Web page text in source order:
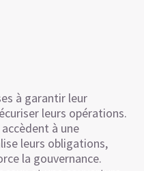
à garantir leur
leurs opérations.
à une
leurs obligations,
la gouvernance.